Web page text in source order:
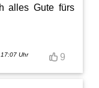
alles Gute fürs
Uhr 9